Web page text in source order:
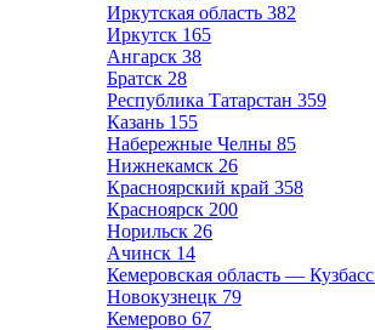
Иркутская область 382
Иркутск 165
Ангарск 38
Братск 28
Республика Татарстан 359
Казань 155
Набережные Челны 85
Нижнекамск 26
Красноярский край 358
Красноярск 200
Норильск 26
Ачинск 14
Кемеровская область — Кузбасс
Новокузнецк 79
Кемерово 67